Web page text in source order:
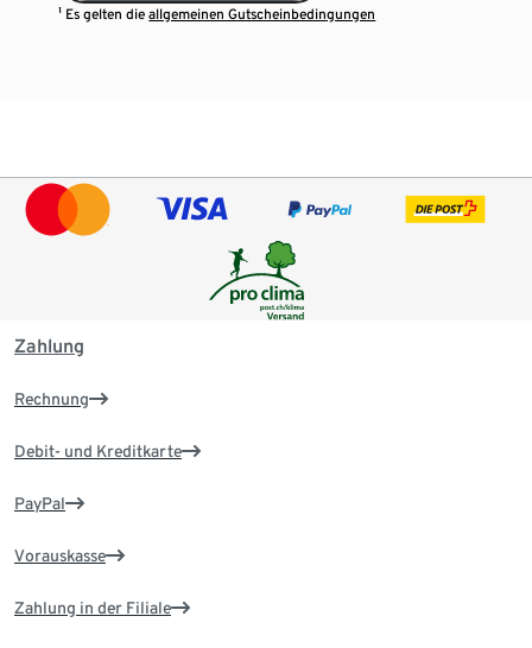
¹ Es gelten dieallgemeinen Gutscheinbedingungen
Zahlung
Rechnung
Debit- und Kreditkarte
PayPal
Vorauskasse
Zahlung in der Filiale